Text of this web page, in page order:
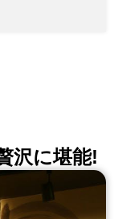
す。 京野菜をはじ
沢に堪能!